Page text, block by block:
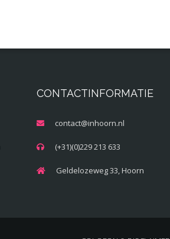
CONTACTINFORMATIE
contact@inhoorn.nl
(+31)(0)229 213 633
Geldelozeweg 33, Hoorn